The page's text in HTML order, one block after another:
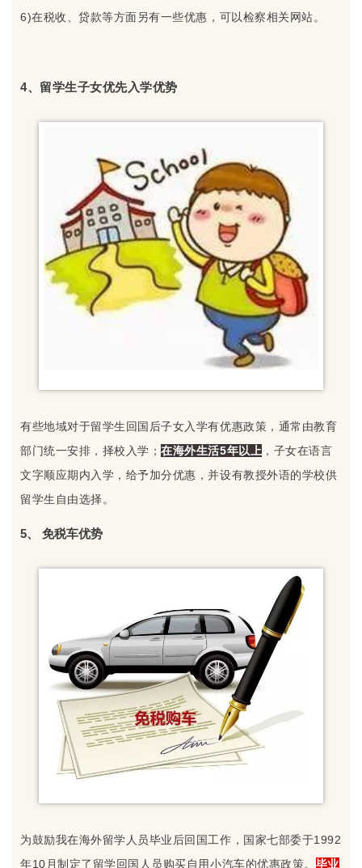
6)在税收、贷款等方面另有一些优惠，可以检察相关网站。
4、留学生子女优先入学优势
有些地域对于留学生回国后子女入学有优惠政策，通常由教育
部门统一安排，择校入学；在海外生活5年以上 ，子女在语言
文字顺应期内入学，给予加分优惠，并设有教授外语的学校供
留学生自由选择。
5、 免税车优势
为鼓励我在海外留学人员毕业后回国工作，国家七部委于1992
年10月制定了留学回国人员购买自用小汽车的优惠政策。 毕业